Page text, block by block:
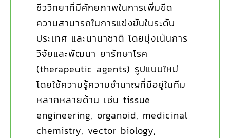
ชีววิทยาที่มีศักยภาพในการเพิ่มขีด
ความสามารถในการแข่งขันในระดับ
ประเทศ และนานาชาติ โดยมุ่งเน้นการ
วิจัยและพัฒนา ยารักษาโรค
(therapeutic agents) รูปแบบใหม่
โดยใช้ความรู้ความชำนาญที่มีอยู่ในทีม
หลากหลายด้าน เช่น tissue
engineering, organoid, medicinal
chemistry, vector biology,